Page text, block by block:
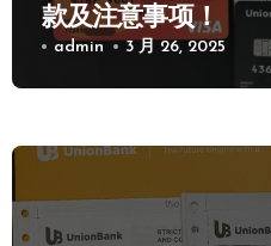
款及注意事项！
admin 3 月 26, 2025